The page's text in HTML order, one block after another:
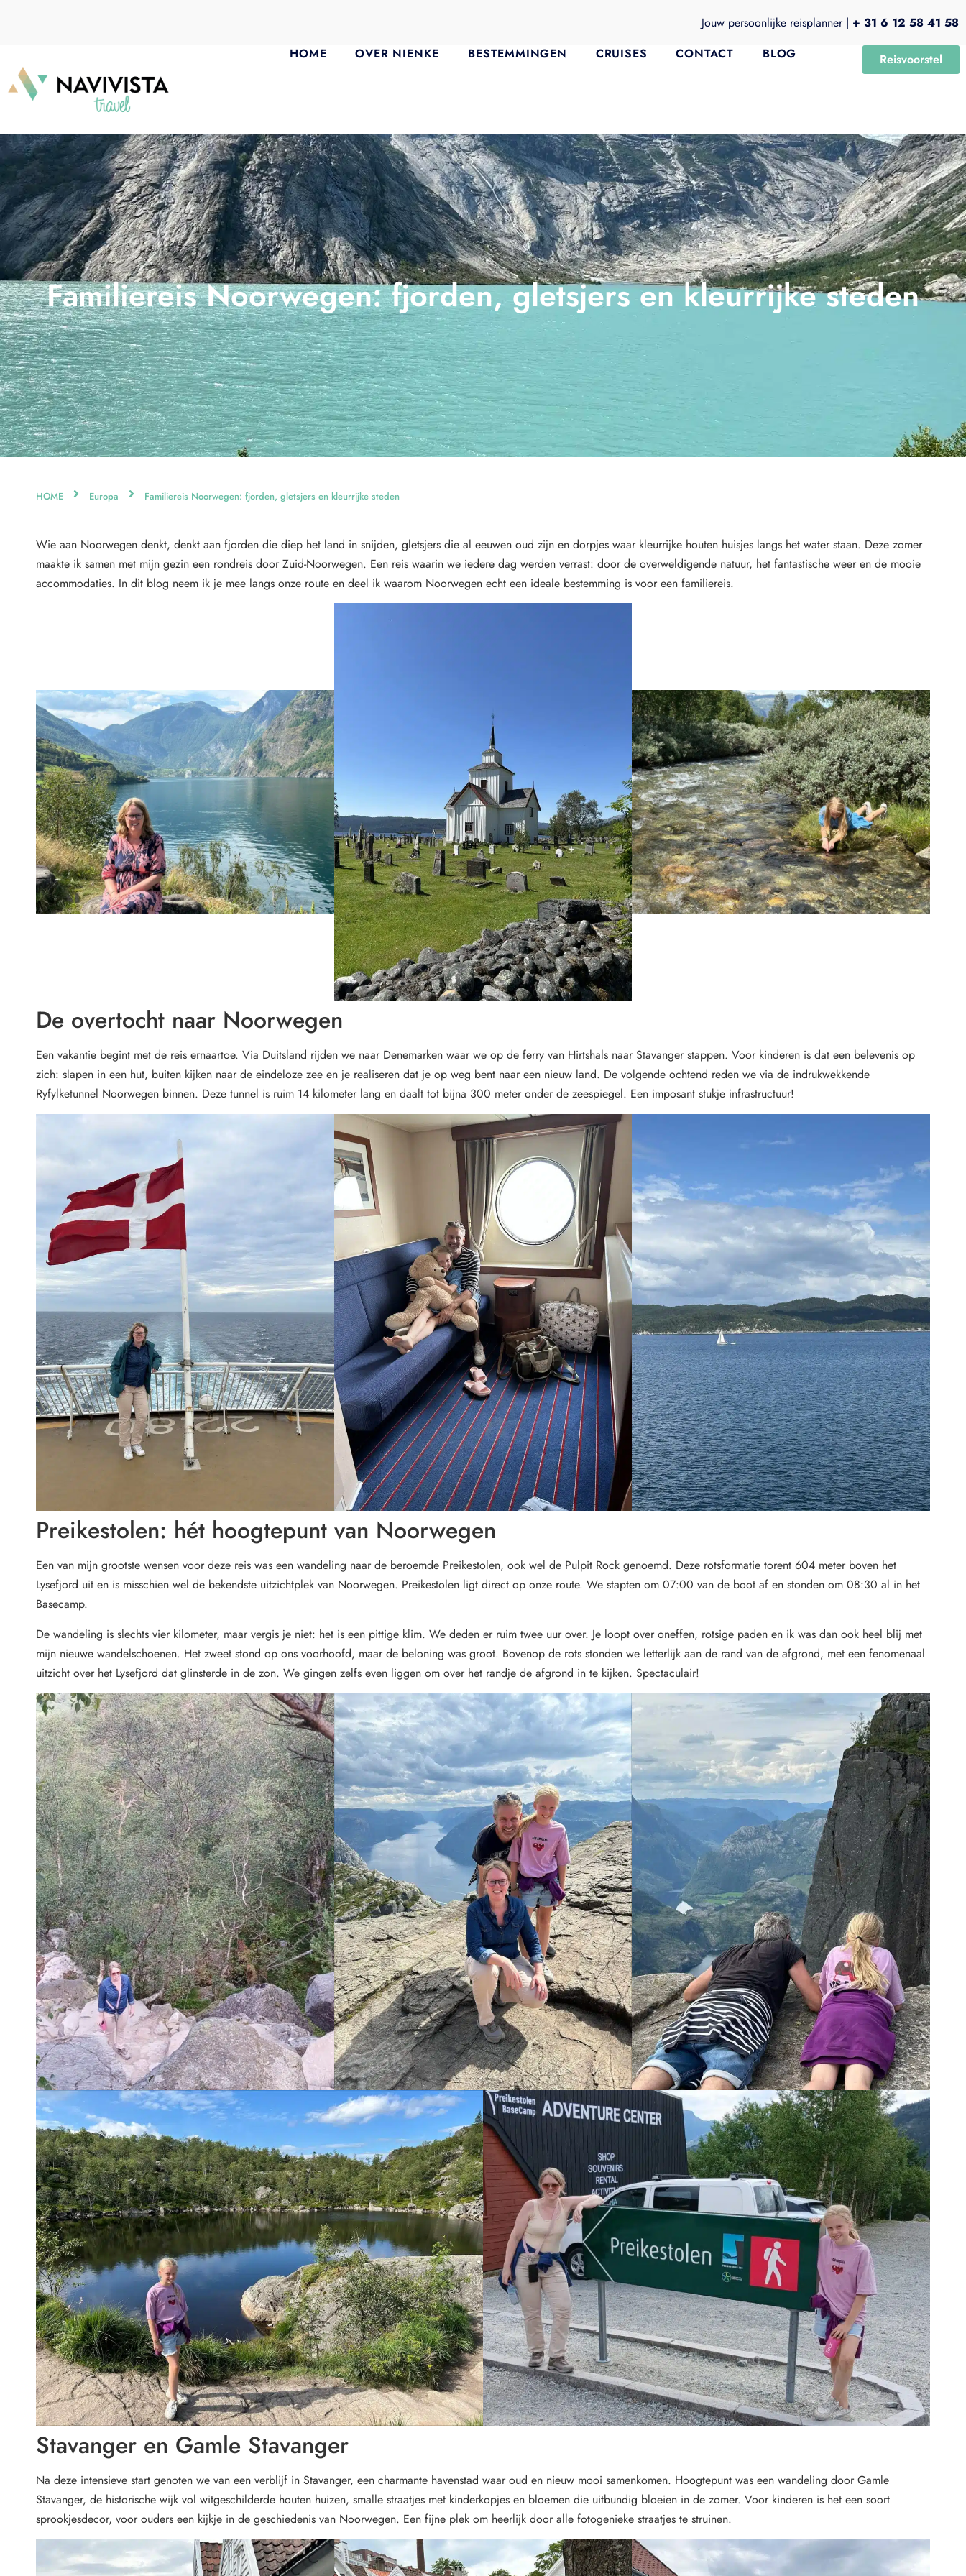
Jouw persoonlijke reisplanner | + 31 6 12 58 41 58
HOME
OVER NIENKE BESTEMMINGEN CRUISES CONTACT BLOG Reisvoorstel
Familiereis Noorwegen: fjorden, gletsjers en kleurrijke steden
HOME Europa Familiereis Noorwegen: fjorden, gletsjers en kleurrijke steden
Wie aan Noorwegen denkt, denkt aan fjorden die diep het land in snijden, gletsjers die al eeuwen oud zijn en dorpjes waar kleurrijke houten huisjes langs het water staan. Deze zomer
maakte ik samen met mijn gezin een rondreis door Zuid-Noorwegen. Een reis waarin we iedere dag werden verrast: door de overweldigende natuur, het fantastische weer en de mooie
accommodaties. In dit blog neem ik je mee langs onze route en deel ik waarom Noorwegen echt een ideale bestemming is voor een familiereis.
De overtocht naar Noorwegen
Een vakantie begint met de reis ernaartoe. Via Duitsland rijden we naar Denemarken waar we op de ferry van Hirtshals naar Stavanger stappen. Voor kinderen is dat een belevenis op
zich: slapen in een hut, buiten kijken naar de eindeloze zee en je realiseren dat je op weg bent naar een nieuw land. De volgende ochtend reden we via de indrukwekkende
Ryfylketunnel Noorwegen binnen. Deze tunnel is ruim 14 kilometer lang en daalt tot bijna 300 meter onder de zeespiegel. Een imposant stukje infrastructuur!
Preikestolen: hét hoogtepunt van Noorwegen
Een van mijn grootste wensen voor deze reis was een wandeling naar de beroemde Preikestolen, ook wel de Pulpit Rock genoemd. Deze rotsformatie torent 604 meter boven het
Lysefjord uit en is misschien wel de bekendste uitzichtplek van Noorwegen. Preikestolen ligt direct op onze route. We stapten om 07:00 van de boot af en stonden om 08:30 al in het
Basecamp.
De wandeling is slechts vier kilometer, maar vergis je niet: het is een pittige klim. We deden er ruim twee uur over. Je loopt over oneffen, rotsige paden en ik was dan ook heel blij met
mijn nieuwe wandelschoenen. Het zweet stond op ons voorhoofd, maar de beloning was groot. Bovenop de rots stonden we letterlijk aan de rand van de afgrond, met een fenomenaal
uitzicht over het Lysefjord dat glinsterde in de zon. We gingen zelfs even liggen om over het randje de afgrond in te kijken. Spectaculair!
Stavanger en Gamle Stavanger
Na deze intensieve start genoten we van een verblijf in Stavanger, een charmante havenstad waar oud en nieuw mooi samenkomen. Hoogtepunt was een wandeling door Gamle
Stavanger, de historische wijk vol witgeschilderde houten huizen, smalle straatjes met kinderkopjes en bloemen die uitbundig bloeien in de zomer. Voor kinderen is het een soort
sprookjesdecor, voor ouders een kijkje in de geschiedenis van Noorwegen. Een fijne plek om heerlijk door alle fotogenieke straatjes te struinen.